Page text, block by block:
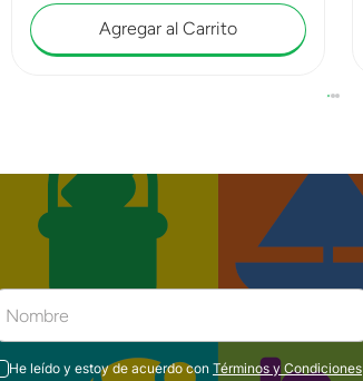
Agregar al Carrito
He leído y estoy de acuerdo con Términos y Condiciones